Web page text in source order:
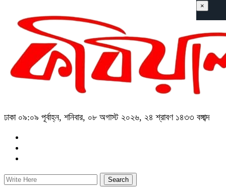
ঢাকা ০৯:০৯ পূর্বাহ্ন, শনিবার, ০৮ অগাস্ট ২০২৬, ২৪ শ্রাবণ ১৪৩৩ বঙ্গাব্দ
×